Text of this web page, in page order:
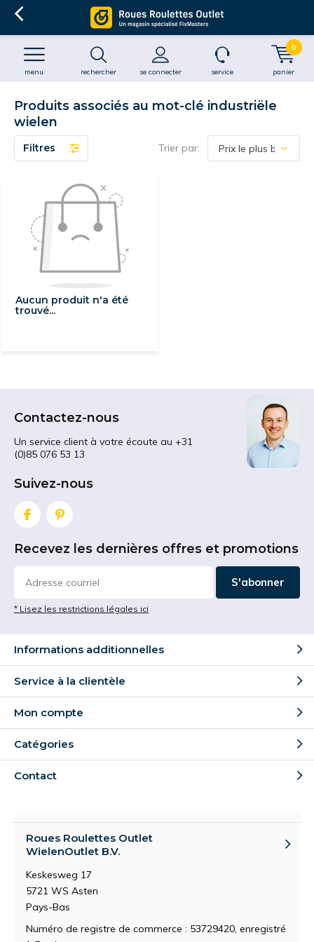
rechercher se connecter
menu service panier
0
Produits associés au mot-clé industriële
wielen
Filtres Trier par:
Aucun produit n'a été
trouvé...
Contactez-nous
Un service client à votre écoute au +31
(0)85 076 53 13
Suivez-nous
Recevez les dernières offres et promotions
S'abonner
* Lisez les restrictions légales ici
Informations additionnelles
Service à la clientèle
Mon compte
Catégories
Contact
Roues Roulettes Outlet
WielenOutlet B.V.
Keskesweg 17
5721 WS Asten
Pays-Bas
Numéro de registre de commerce : 53729420, enregistré